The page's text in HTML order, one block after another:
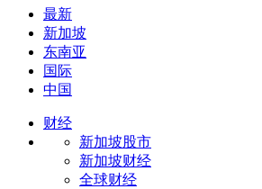
最新
新加坡
东南亚
国际
中国
财经
新加坡股市
新加坡财经
全球财经